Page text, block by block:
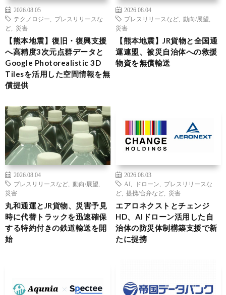
2026.08.05
テクノロジー
プレスリリースな
ど
災害
【熊本地震】復旧・復興支援
へ高精度3次元点群データと
Google Photorealistic 3D
Tilesを活用した空間情報を無
償提供
2026.08.04
プレスリリースなど
動向/展望
災害
【熊本地震】JR貨物と全国通
運連盟、被災自治体への救援
物資を無償輸送
2026.08.04
プレスリリースなど
動向/展望
災害
丸和通運とJR貨物、災害予見
時に代替トラックを迅速確保
する特約付きの鉄道輸送を開
始
2026.08.03
AI
ドローン
プレスリリースな
ど
提携/合弁など 災害
エアロネクストとチェンジ
HD、AIドローン活用した自
治体の防災体制構築支援で新
たに提携